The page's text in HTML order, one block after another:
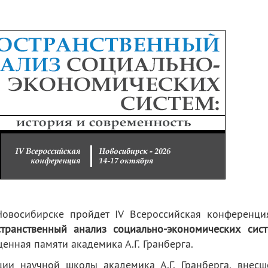
пройдет IV Всероссийская
анализ социально-экономических
памяти академика А.Г. Гранберга.
научной школы академика А.Г. Гранберга,